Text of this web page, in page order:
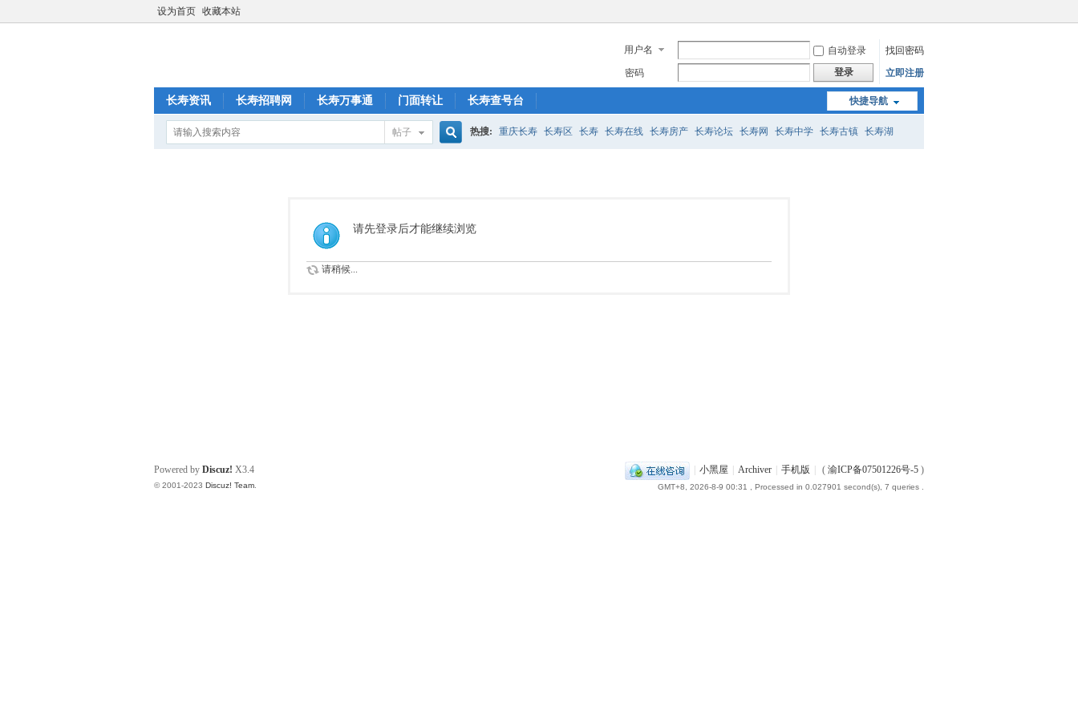
设为首页 收藏本站
用户名 自动登录
找回密码
密码
登录 立即注册
快捷导航
长寿资讯 长寿招聘网 长寿万事通 门面转让 长寿查号台
帖子
索
热搜: 重庆长寿 长寿区 长寿 长寿在线 长寿房产 长寿论坛 长寿网 长寿中学 长寿古镇 长寿湖
请先登录后才能继续浏览
请稍候...
小黑屋 Archiver 手机版 ( 渝ICP备07501226号-5 )
GMT+8, 2026-8-9 00:31 , Processed in 0.027901 second(s), 7 queries .
Powered by Discuz! X3.4
© 2001-2023 Discuz! Team